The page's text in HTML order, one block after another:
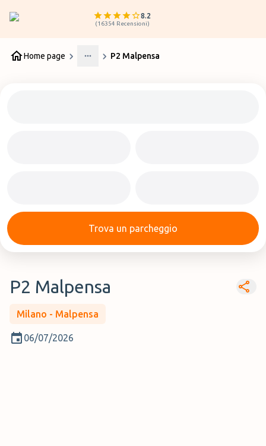
8.2
(16354 Recensioni)
Home page
More
P2 Malpensa
Trova un parcheggio
P2 Malpensa
Milano - Malpensa
06/07/2026